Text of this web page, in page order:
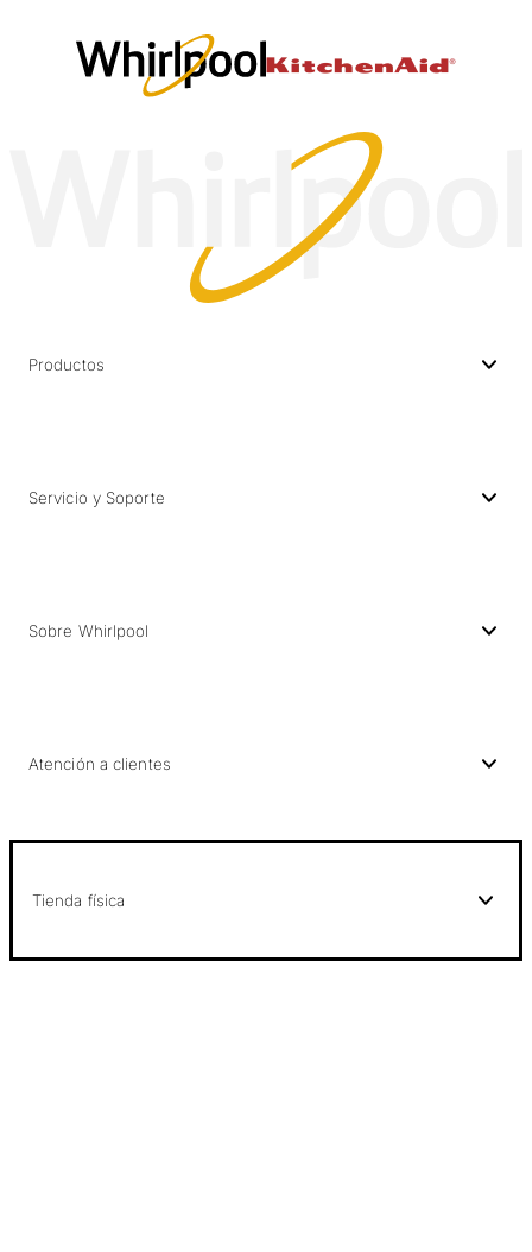
Productos
Servicio y Soporte
Sobre Whirlpool
Atención a clientes
Tienda física